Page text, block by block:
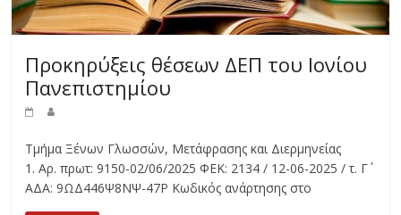
Προκηρύξεις θέσεων ΔΕΠ του Ιονίου
Πανεπιστημίου
Τμήμα Ξένων Γλωσσών, Μετάφρασης και Διερμηνείας
1. Αρ. πρωτ: 9150-02/06/2025 ΦΕΚ: 2134 / 12-06-2025 / τ. Γ΄
ΑΔΑ: 9ΩΔ446Ψ8ΝΨ-47Ρ Κωδικός ανάρτησης στο